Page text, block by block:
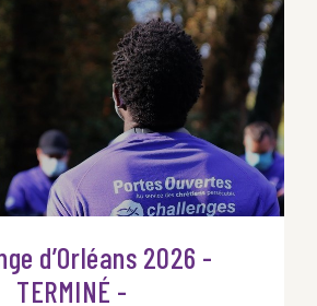
d’Orléans 2026 -
TERMINÉ -